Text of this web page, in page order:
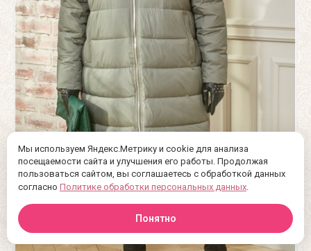
Мы используем Яндекс.Метрику и cookie для анализа
посещаемости сайта и улучшения его работы. Продолжая
пользоваться сайтом, вы соглашаетесь с обработкой данных
согласно Политике обработки персональных данных.
Понятно